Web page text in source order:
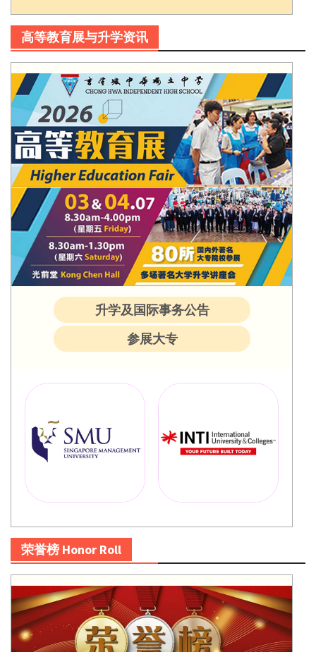
高等教育展与升学资讯
升学及国际事务公告
参展大专
荣誉榜 Honor Roll